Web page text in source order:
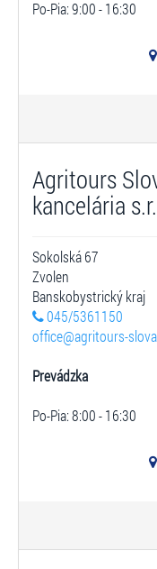
Po-Pia: 9:00 - 16:30
Agritours
kancelária
Sokolská 67
Zvolen
Banskobystrický kraj
045/5361150
office@agritours-
Prevádzka
Po-Pia: 8:00 - 16:30